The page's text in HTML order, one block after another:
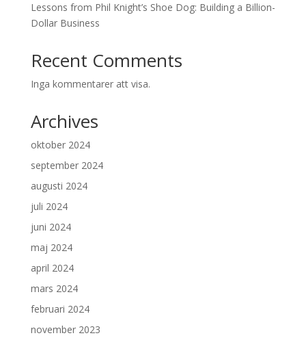
Lessons from Phil Knight’s Shoe Dog: Building a Billion-
Dollar Business
Recent Comments
Inga kommentarer att visa.
Archives
oktober 2024
september 2024
augusti 2024
juli 2024
juni 2024
maj 2024
april 2024
mars 2024
februari 2024
november 2023